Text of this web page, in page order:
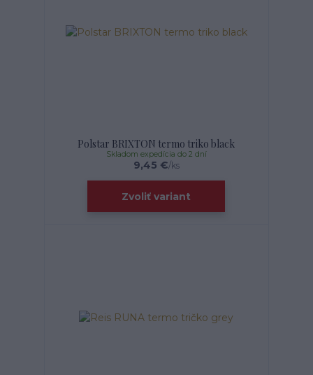
Polstar BRIXTON termo triko black
9,45 €/ks
Skladom expedícia do 2 dní
Zvoliť variant